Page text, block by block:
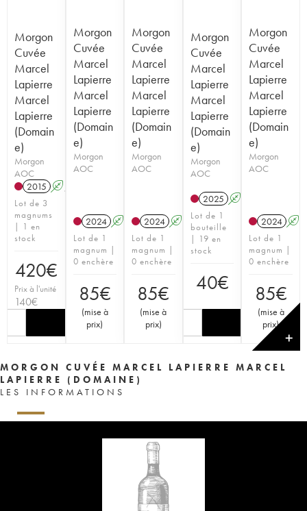
Morgon
Cuvée
Marcel
Lapierre
Marcel
Lapierre
(Domain
e)
Morgon
AOC
2015 A
Lot de 3
magnums
| 1 en
stock
420€
Prix à l'unité
140€
Morgon
Cuvée
Marcel
Lapierre
Marcel
Lapierre
(Domain
e)
Morgon
AOC
2024 A S
Lot de 1
magnum |
0 enchère
85€
(mise à
prix)
Morgon
Cuvée
Marcel
Lapierre
Marcel
Lapierre
(Domain
e)
Morgon
AOC
2024 A S
Lot de 1
magnum |
0 enchère
85€
(mise à
prix)
Morgon
Cuvée
Marcel
Lapierre
Marcel
Lapierre
(Domain
e)
Morgon
AOC
2025 A
Lot de 1
bouteille
| 19 en
stock
40€
Morgon
Cuvée
Marcel
Lapierre
Marcel
Lapierre
(Domain
e)
Morgon
AOC
2024 A
Lot de 1
magnum |
0 enchère
85€
(mise à
prix)
✕
MORGON CUVÉE MARCEL LAPIERRE MARCEL
LAPIERRE (DOMAINE)
LES INFORMATIONS